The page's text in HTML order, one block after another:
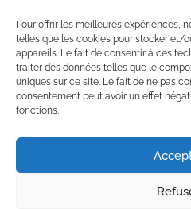
Pour offrir les meilleures expériences,
telles que les cookies pour stocker et/
appareils. Le fait de consentir à ces
traiter des données telles que le
uniques sur ce site. Le fait de ne pas
consentement peut avoir un effet
fonctions.